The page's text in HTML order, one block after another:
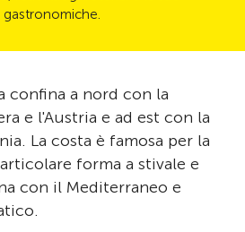
confina a nord con la
e l'Austria e ad est con la
La costa è famosa per la
forma a stivale e
con il Mediterraneo e